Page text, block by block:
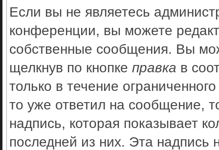
Если вы не являетесь
конференции, вы можете
собственные сообщения. Вы
щелкнув по кнопке правка в
только в течение
то уже ответил на сообщение,
надпись, которая показывает
последней из них. Эта надпись